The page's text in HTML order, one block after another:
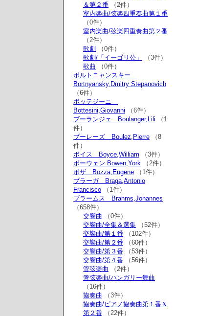
＆第２番 （2件）
室内楽曲/弦楽四重奏曲第１番
（0件）
室内楽曲/弦楽四重奏曲第２番
（2件）
歌劇
（0件）
歌劇/「イーゴリ公」
（3件）
歌曲 （0件）
ボルトニャンスキー
Bortnyansky,Dmitry Stepanovich
（6件）
ボッテジーニ
Bottesini,Giovanni （6件）
ブーランジェ Boulanger,Lili （1
件）
ブーレーズ Boulez,Pierre （8
件）
ボイス Boyce,William （3件）
ボーウェン Bowen,York （2件）
ボザ Bozza,Eugene （1件）
ブラーガ Braga,Antonio
Francisco （1件）
ブラームス Brahms,Johannes
（658件）
交響曲 （0件）
交響曲/全集＆選集 （52件）
交響曲/第１番 （102件）
交響曲/第２番 （60件）
交響曲/第３番 （53件）
交響曲/第４番 （56件）
管弦楽曲 （2件）
管弦楽曲/ハンガリー舞曲
（16件）
協奏曲 （3件）
協奏曲/ピアノ協奏曲第１番＆
第２番 （22件）